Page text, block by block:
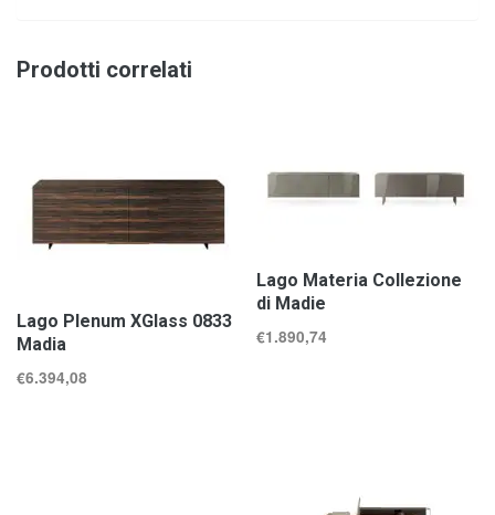
Prodotti correlati
Lago Plenum XGlass 0833
Madia
€6.394,08
Lago Materia Collezione
di Madie
€1.890,74